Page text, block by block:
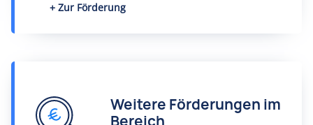
Zur Förderung
Weitere Förderungen im
Bereich